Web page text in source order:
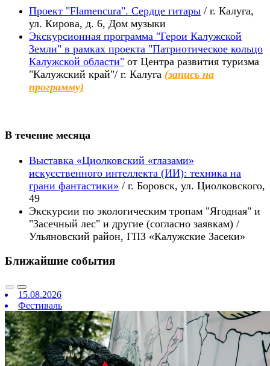
Проект "Flamencura". Сердце гитары / г. Калуга,
ул. Кирова, д. 6, Дом музыки
Экскурсионная программа "Герои Калужской
Земли" в рамках проекта "Патриотическое кольцо
Калужской области" от Центра развития туризма
"Калужский край"/ г. Калуга (запись на
программу)
В течение месяца
Выставка «Циолковский «глазами»
искусственного интеллекта (ИИ): техника на
грани фантастики» / г. Боровск, ул. Циолковского,
49
Экскурсии по экологическим тропам "Ягодная" и
"Засечный лес" и другие (согласно заявкам) /
Ульяновский район, ГПЗ «Калужские Засеки»
Ближайшие события
15.08.2026
Фестиваль